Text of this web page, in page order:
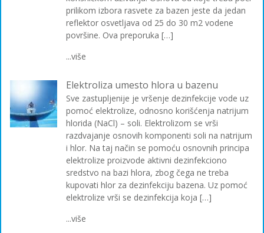
prilikom izbora rasvete za bazen jeste da jedan
reflektor osvetljava od 25 do 30 m2 vodene
površine. Ova preporuka […]
...više
Elektroliza umesto hlora u bazenu
Sve zastupljenije je vršenje dezinfekcije vode uz
pomoć elektrolize, odnosno korišćenja natrijum
hlorida (NaCl) – soli. Elektrolizom se vrši
razdvajanje osnovih komponenti soli na natrijum
i hlor. Na taj način se pomoću osnovnih principa
elektrolize proizvode aktivni dezinfekciono
sredstvo na bazi hlora, zbog čega ne treba
kupovati hlor za dezinfekciju bazena. Uz pomoć
elektrolize vrši se dezinfekcija koja […]
...više